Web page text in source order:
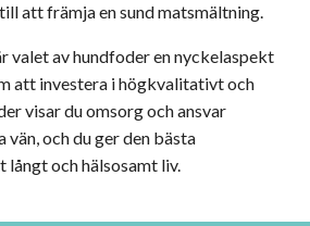
att främja en sund matsmältning.
valet av hundfoder en nyckelaspekt
att investera i högkvalitativt och
visar du omsorg och ansvar
och du ger den bästa
och hälsosamt liv.